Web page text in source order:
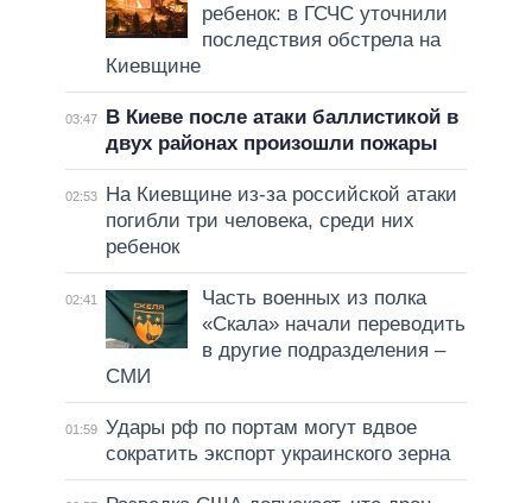
ребенок: в ГСЧС уточнили
последствия обстрела на
Киевщине
03:47
В Киеве после атаки баллистикой в
двух районах произошли пожары
02:53
На Киевщине из-за российской атаки
погибли три человека, среди них
ребенок
02:41
Часть военных из полка
«Скала» начали переводить
в другие подразделения –
СМИ
01:59 Удары рф по портам могут вдвое
сократить экспорт украинского зерна